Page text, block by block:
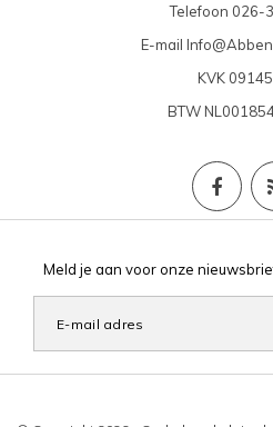
Telefoon 026-
E-mail
KVK
BTW
Meld je aan voor onze